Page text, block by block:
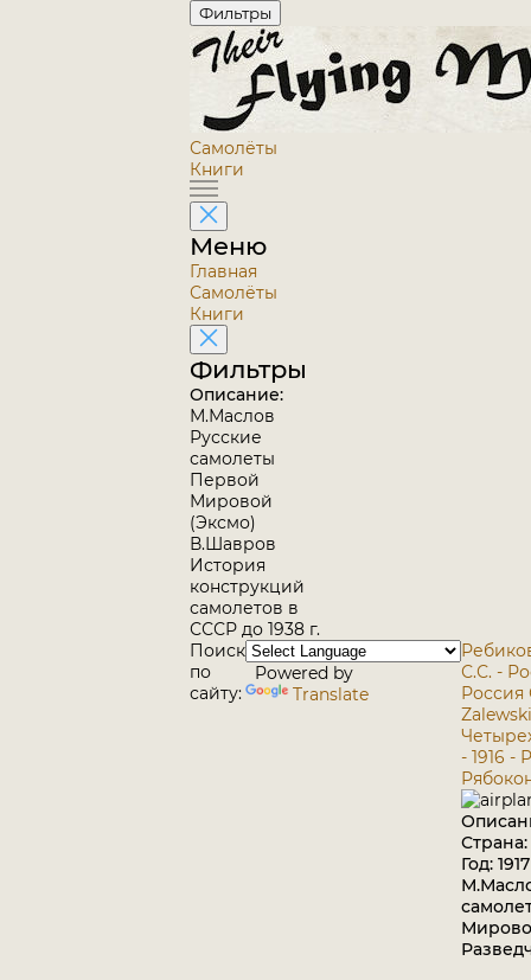
Фильтры
Самолёты
Книги
Меню
Главная
Самолёты
Книги
Фильтры
Описание:
М.Маслов
Русские
самолеты
Первой
Мировой
(Эксмо)
В.Шавров
История
конструкций
самолетов в
СССР до 1938 г.
Поиск
по
сайту:
Powered by
Translate
С.С. -
Россия
- 1916 -
Год: 1917